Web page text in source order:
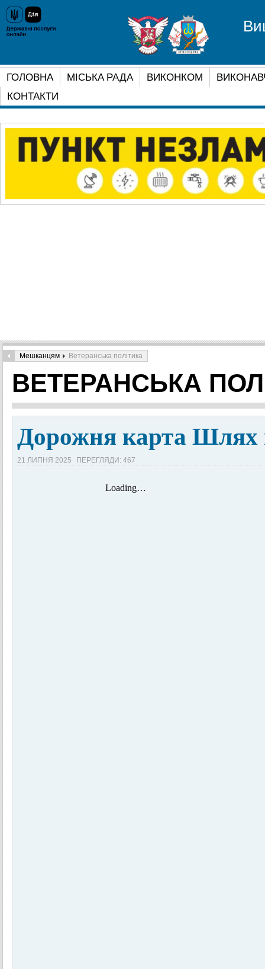
ГОЛОВНА МІСЬКА РАДА ВИКОНКОМ
КОНТАКТИ
Мешканцям Ветеранська політика
ВЕТЕРАНСЬКА
Дорожня карта Шлях
21 ЛИПНЯ 2025 ПЕРЕГЛЯДИ: 467